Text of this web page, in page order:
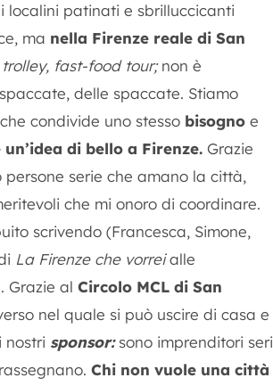
localini patinati e sbrilluccicanti
ma nella Firenze reale di San
fast-food tour;non è
delle spaccate. Stiamo
condivide uno stesso bisogno e
di bello a Firenze. Grazie
persone serie che amano la città,
che mi onoro di coordinare.
scrivendo (Francesca, Simone,
La Firenze che vorreialle
Grazie al Circolo MCL di San
nel quale si può uscire di casa e
nostri sponsor: sono imprenditori seri
Chi non vuole una città